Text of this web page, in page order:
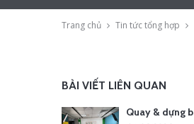
Trang chủ Tin tức tổng hợp
BÀI VIẾT LIÊN QUAN